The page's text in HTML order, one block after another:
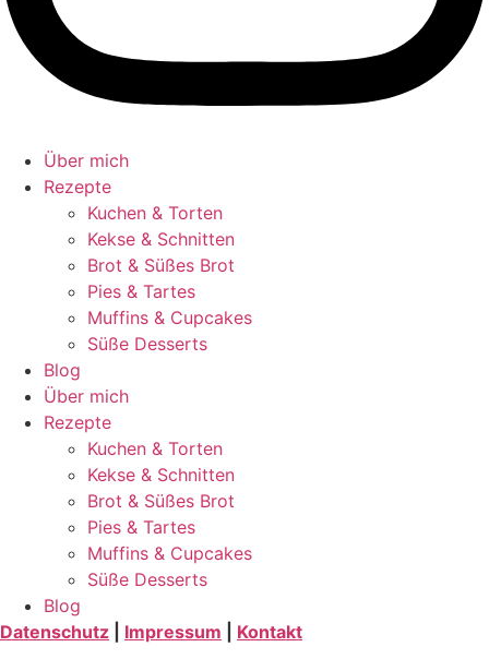
Über mich
Rezepte
Kuchen & Torten
Kekse & Schnitten
Brot & Süßes Brot
Pies & Tartes
Muffins & Cupcakes
Süße Desserts
Blog
Über mich
Rezepte
Kuchen & Torten
Kekse & Schnitten
Brot & Süßes Brot
Pies & Tartes
Muffins & Cupcakes
Süße Desserts
Blog
Datenschutz
Impressum Kontakt